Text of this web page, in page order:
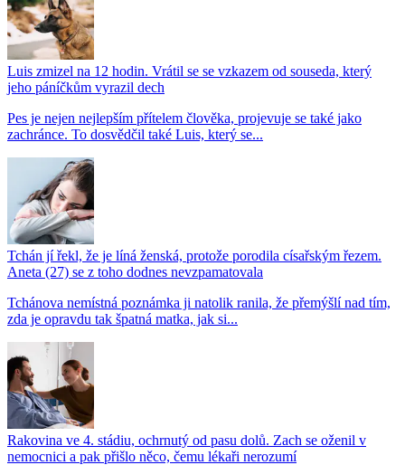
Luis zmizel na 12 hodin. Vrátil se se vzkazem od souseda, který
jeho páníčkům vyrazil dech
Pes je nejen nejlepším přítelem člověka, projevuje se také jako
zachránce. To dosvědčil také Luis, který se...
Tchán jí řekl, že je líná ženská, protože porodila císařským řezem.
Aneta (27) se z toho dodnes nevzpamatovala
Tchánova nemístná poznámka ji natolik ranila, že přemýšlí nad tím,
zda je opravdu tak špatná matka, jak si...
Rakovina ve 4. stádiu, ochrnutý od pasu dolů. Zach se oženil v
nemocnici a pak přišlo něco, čemu lékaři nerozumí